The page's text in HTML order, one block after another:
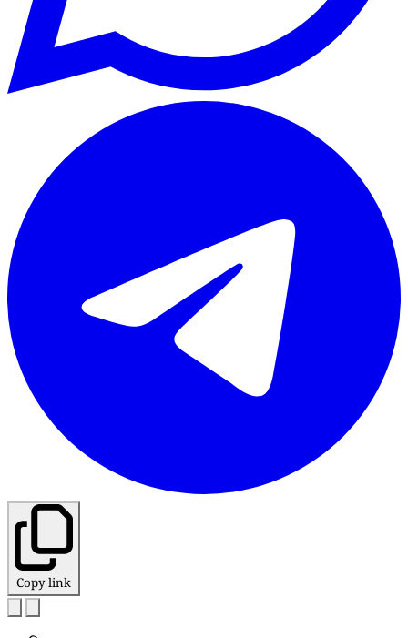
Copy link